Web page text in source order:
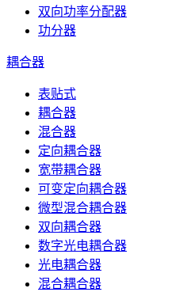
双向功率分配器
功分器
耦合器
表贴式
耦合器
混合器
定向耦合器
宽带耦合器
可变定向耦合器
微型混合耦合器
双向耦合器
数字光电耦合器
光电耦合器
混合耦合器